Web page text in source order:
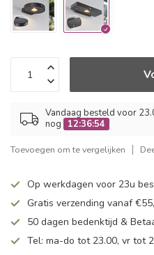
Vandaag besteld voor
nog
12:36:54
Toevoegen om te vergelijken
Op werkdagen voor 23u
Gratis verzending vanaf
50 dagen bedenktijd &
Tel: ma-do tot 23.00, vr tot